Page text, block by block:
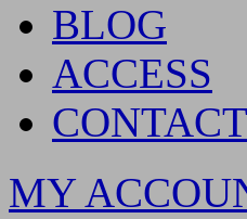
BLOG
ACCESS
CONTACT
MY